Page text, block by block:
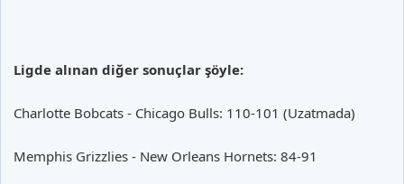
Ligde alınan diğer sonuçlar şöyle:
Charlotte Bobcats - Chicago Bulls: 110-101 (Uzatmada)
Memphis Grizzlies - New Orleans Hornets: 84-91